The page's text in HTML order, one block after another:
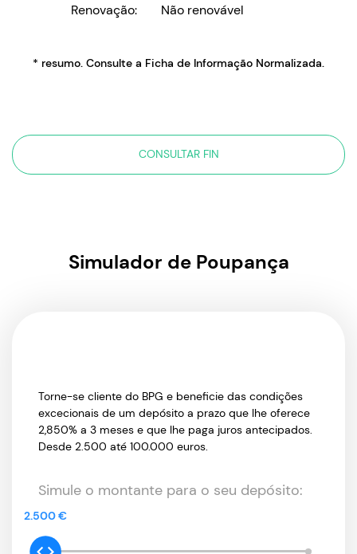
Renovação: Não renovável
* resumo. Consulte a Ficha de Informação Normalizada.
CONSULTAR FIN
Simulador de Poupança
Torne-se cliente do BPG e beneficie das condições
excecionais de um depósito a prazo que lhe oferece
2,850% a 3 meses e que lhe paga juros antecipados.
Desde 2.500 até 100.000 euros.
Simule o montante para o seu depósito:
2.500 €